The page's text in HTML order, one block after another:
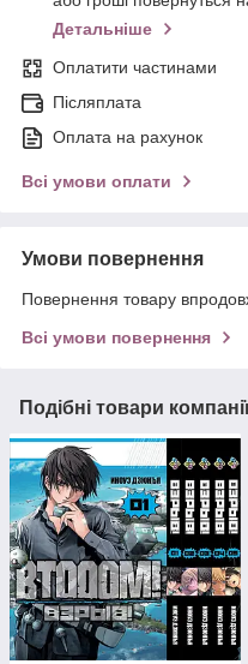
Детальніше
Оплатити частинами
Післяплата
Оплата на рахунок
Всі умови оплати
Умови повернення
Повернення товару
Всі умови повернення
Подібні товари